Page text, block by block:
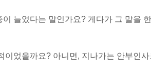
늘었다는 말인가요? 게다가 그 말을
이었을까요? 아니면, 지나가는 안부인